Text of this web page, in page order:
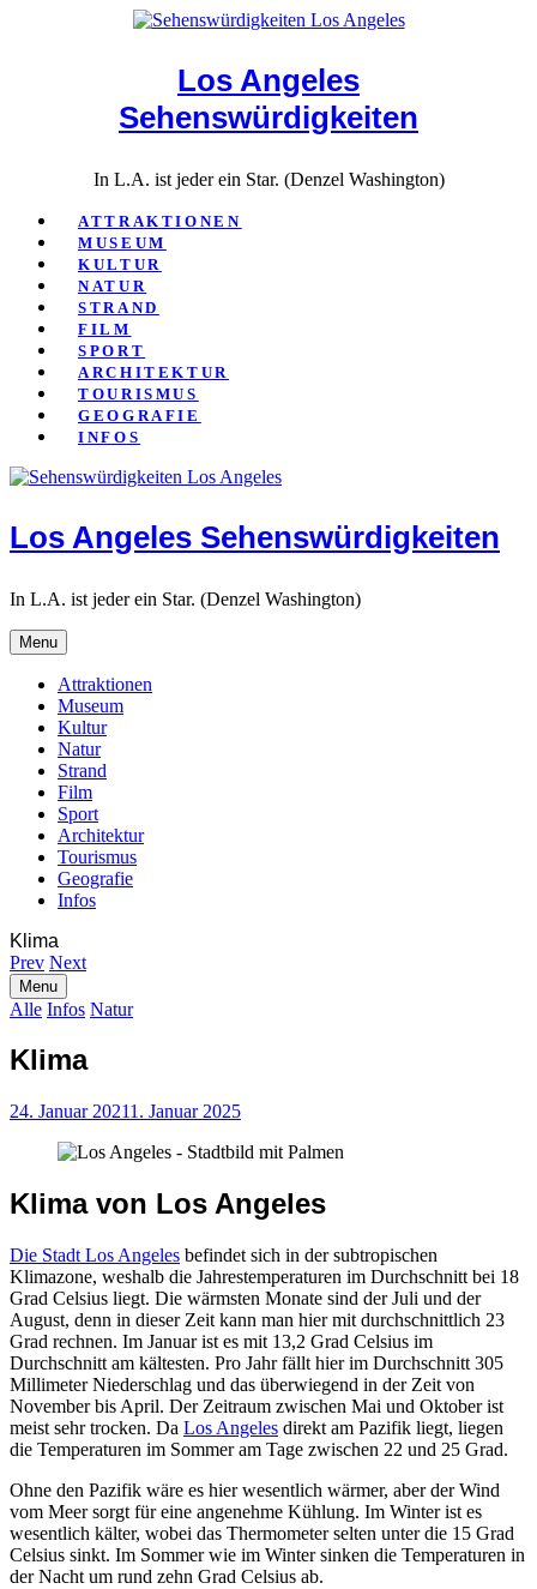
Los Angeles
Sehenswürdigkeiten
In L.A. ist jeder ein Star. (Denzel Washington)
ATTRAKTIONEN
MUSEUM
KULTUR
NATUR
STRAND
FILM
SPORT
ARCHITEKTUR
TOURISMUS
GEOGRAFIE
INFOS
Los Angeles Sehenswürdigkeiten
In L.A. ist jeder ein Star. (Denzel Washington)
Menu
Attraktionen
Museum
Kultur
Natur
Strand
Film
Sport
Architektur
Tourismus
Geografie
Infos
Search
Klima
Prev Next
Search
Menu
Alle Infos Natur
Klima
24. Januar 20211. Januar 2025
Klima von Los Angeles
Die Stadt Los Angeles befindet sich in der subtropischen
Klimazone, weshalb die Jahrestemperaturen im Durchschnitt bei 18
Grad Celsius liegt. Die wärmsten Monate sind der Juli und der
August, denn in dieser Zeit kann man hier mit durchschnittlich 23
Grad rechnen. Im Januar ist es mit 13,2 Grad Celsius im
Durchschnitt am kältesten. Pro Jahr fällt hier im Durchschnitt 305
Millimeter Niederschlag und das überwiegend in der Zeit von
November bis April. Der Zeitraum zwischen Mai und Oktober ist
meist sehr trocken. Da Los Angeles direkt am Pazifik liegt, liegen
die Temperaturen im Sommer am Tage zwischen 22 und 25 Grad.
Ohne den Pazifik wäre es hier wesentlich wärmer, aber der Wind
vom Meer sorgt für eine angenehme Kühlung. Im Winter ist es
wesentlich kälter, wobei das Thermometer selten unter die 15 Grad
Celsius sinkt. Im Sommer wie im Winter sinken die Temperaturen in
der Nacht um rund zehn Grad Celsius ab.